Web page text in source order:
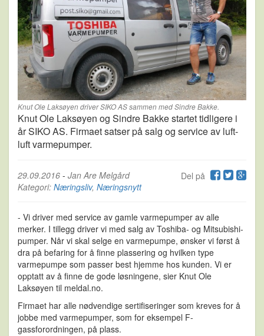
Knut Ole Laksøyen driver SIKO AS sammen med Sindre Bakke.
Knut Ole Laksøyen og Sindre Bakke startet tidligere i
år SIKO AS. Firmaet satser på salg og service av luft-
luft varmepumper.
Del på
29.09.2016 - Jan Are Melgård
Kategori: Næringsliv, Næringsnytt
- Vi driver med service av gamle varmepumper av alle
merker. I tillegg driver vi med salg av Toshiba- og Mitsubishi-
pumper. Når vi skal selge en varmepumpe, ønsker vi først å
dra på befaring for å finne plassering og hvilken type
varmepumpe som passer best hjemme hos kunden. Vi er
opptatt av å finne de gode løsningene, sier Knut Ole
Laksøyen til meldal.no.
Firmaet har alle nødvendige sertifiseringer som kreves for å
jobbe med varmepumper, som for eksempel F-
gassforordningen, på plass.